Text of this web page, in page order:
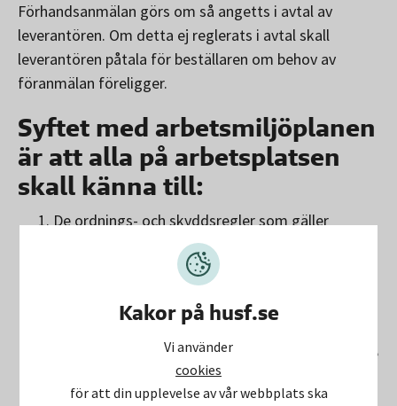
Kakor på husf.se
Vi använder
cookies
för att din upplevelse av vår webbplats ska
Förhandsanmälan görs om så angetts i avtal av
leverantören. Om detta ej reglerats i avtal skall
leverantören påtala för beställaren om behov av
föranmälan föreligger.
Syftet med arbetsmiljöplanen
är att alla på arbetsplatsen
skall känna till:
De ordnings- och skyddsregler som gäller
Hur skyddsarbetet på arbetsplatsen är
De särskilda risker som finns identifierade i
projektet samt de skyddsåtgärder som skall
Hur samordningen skall ske på ett fast driftställe
som är gemensamt arbetsställe